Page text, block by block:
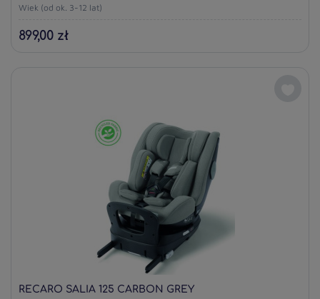
Wiek (od ok. 3-12 lat)
899,00 zł
RECARO SALIA 125 CARBON GREY